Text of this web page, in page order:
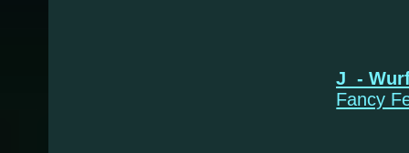
J -
Fancy